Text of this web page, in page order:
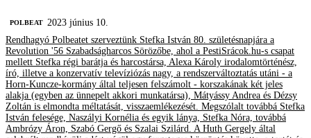
‎POLBEAT
2023 június 10.
Rendhagyó Polbeatet szerveztünk Stefka István 80. születésnapjára a
Revolution '56 Szabadságharcos Sörözőbe, ahol a PestiSrácok.hu-s csapat
mellett Stefka régi barátja és harcostársa, Alexa Károly irodalomtörténész,
író, illetve a konzervatív televíziózás nagy, a rendszerváltoztatás utáni - a
Horn-Kuncze-kormány által teljesen felszámolt - korszakának két jeles
alakja (egyben az ünnepelt akkori munkatársa), Mátyássy Andrea és Dézsy
Zoltán is elmondta méltatását, visszaemlékezését. Megszólalt továbbá Stefka
István felesége, Naszályi Kornélia és egyik lánya, Stefka Nóra, továbbá
Ambrózy Áron, Szabó Gergő és Szalai Szilárd. A Huth Gergely által